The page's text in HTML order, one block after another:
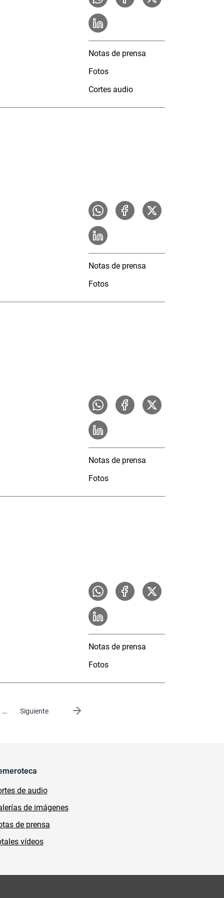
Notas de prensa
Fotos
Cortes audio
Notas de prensa
Fotos
Notas de prensa
Fotos
Notas de prensa
Fotos
… Siguiente
Siguiente página
de audio
de imágenes
de prensa
vídeos